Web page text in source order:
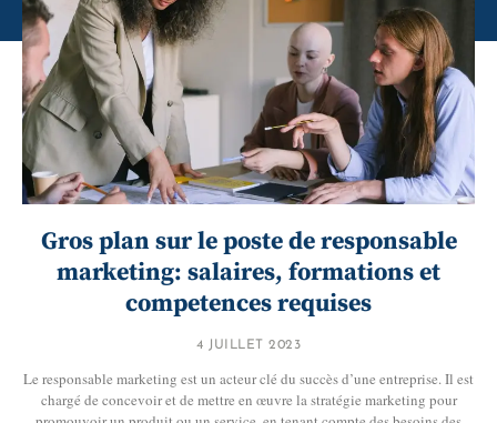
Gros plan sur le poste de responsable
marketing: salaires, formations et
competences requises
4 JUILLET 2023
Le responsable marketing est un acteur clé du succès d’une entreprise. Il est
chargé de concevoir et de mettre en œuvre la stratégie marketing pour